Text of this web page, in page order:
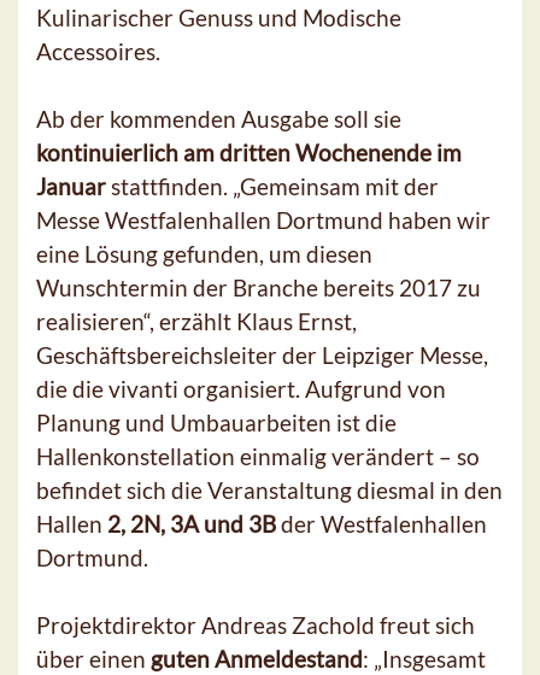
Kulinarischer Genuss und Modische
Accessoires.
Ab der kommenden Ausgabe soll sie
kontinuierlich am dritten Wochenende im
Januarstattfinden. „Gemeinsam mit der
Messe Westfalenhallen Dortmund haben wir
eine Lösung gefunden, um diesen
Wunschtermin der Branche bereits 2017 zu
realisieren“, erzählt Klaus Ernst,
Geschäftsbereichsleiter der Leipziger Messe,
die die vivanti organisiert. Aufgrund von
Planung und Umbauarbeiten ist die
Hallenkonstellation einmalig verändert – so
befindet sich die Veranstaltung diesmal in den
Hallen 2, 2N, 3A und 3Bder Westfalenhallen
Dortmund.
Projektdirektor Andreas Zachold freut sich
über einen guten Anmeldestand: „Insgesamt